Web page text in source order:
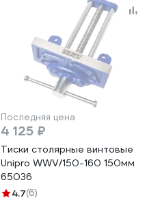
Последняя цена
4 125 ₽
Тиски столярные винтовые
Unipro WWV/150-160 150мм
65036
4.7(6)